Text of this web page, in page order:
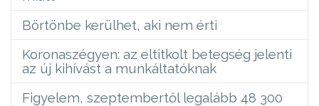
Börtönbe kerülhet, aki nem érti
Koronaszégyen: az eltitkolt betegség jelenti
az új kihívást a munkáltatóknak
Figyelem, szeptembertől legalább 48 300